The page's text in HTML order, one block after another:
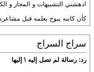
ادهشني التشبيهات و المجاز و
كأن كاتبه يبوح بعلمه قبل
سراج السراج
رد: رسالة لم تصل إليه \ إليها